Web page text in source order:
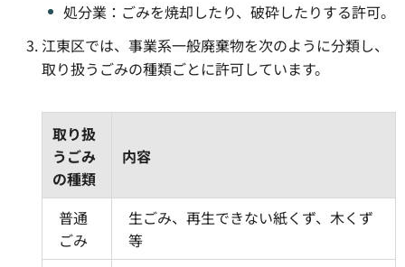
処分業：ごみを焼却したり、破砕したりする許可。
江東区では、事業系一般廃棄物を次のように分類し、
取り扱うごみの種類ごとに許可しています。
取り扱
うごみ
の種類
内容
普通
ごみ
生ごみ、再生できない紙くず、木くず
等